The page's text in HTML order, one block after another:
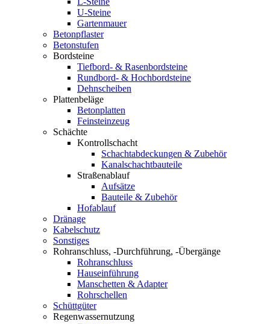
U-Steine
Gartenmauer
Betonpflaster
Betonstufen
Bordsteine
Tiefbord- & Rasenbordsteine
Rundbord- & Hochbordsteine
Dehnscheiben
Plattenbeläge
Betonplatten
Feinsteinzeug
Schächte
Kontrollschacht
Schachtabdeckungen & Zubehör
Kanalschachtbauteile
Straßenablauf
Aufsätze
Bauteile & Zubehör
Hofablauf
Dränage
Kabelschutz
Sonstiges
Rohranschluss, -Durchführung, -Übergänge
Rohranschluss
Hauseinführung
Manschetten & Adapter
Rohrschellen
Schüttgüter
Regenwassernutzung